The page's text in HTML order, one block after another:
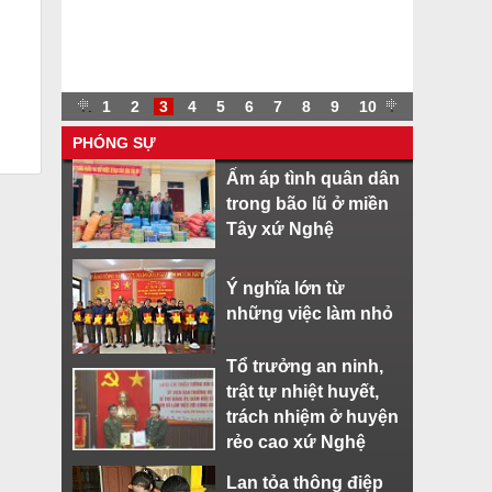
. 1 2 3 4 5 6 7 8 9 10 .
PHÓNG SỰ
Ấm áp tình quân dân
trong bão lũ ở miền
Tây xứ Nghệ
Ý nghĩa lớn từ
những việc làm nhỏ
Tổ trưởng an ninh,
trật tự nhiệt huyết,
trách nhiệm ở huyện
rẻo cao xứ Nghệ
Lan tỏa thông điệp